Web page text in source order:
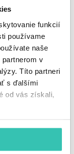
funkcií
používame
naše
v
Títo partneri
s ďalšími
od vás získali,